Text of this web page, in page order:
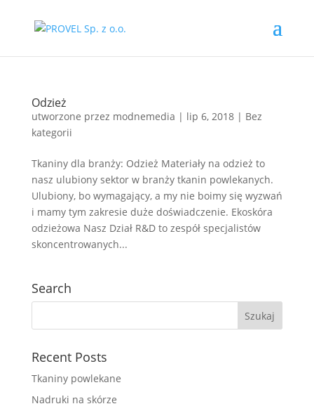
Odzież
utworzone przez modnemedia | lip 6, 2018| Bez
kategorii
Tkaniny dla branży: Odzież Materiały na odzież to
nasz ulubiony sektor w branży tkanin powlekanych.
Ulubiony, bo wymagający, a my nie boimy się wyzwań
i mamy tym zakresie duże doświadczenie. Ekoskóra
odzieżowa Nasz Dział R&D to zespół specjalistów
skoncentrowanych...
Search
Recent Posts
Tkaniny powlekane
Nadruki na skórze